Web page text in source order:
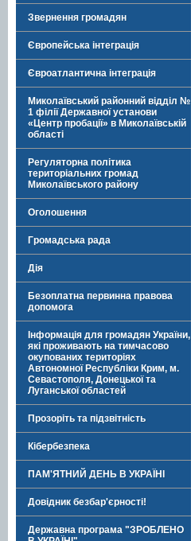
Звернення громадян
Європейська інтеграція
Євроатлантична інтеграція
Миколаївський районний відділ №
1 філії Державної установи
«Центр пробації» в Миколаївській
області
Регуляторна політика
територіальних громад
Миколаївського району
Оголошення
Громадська рада
Дія
Безоплатна первинна правова
допомога
Інформація для громадян України,
які проживають на тимчасово
окупованих територіях
Автономної Республіки Крим, м.
Севастополя, Донецької та
Луганської областей
Прозоріть та підзвітність
Кібербезпека
ПАМ'ЯТНИЙ ДЕНЬ В УКРАЇНІ
Довідник безбар'єрності!
Державна програма "ЗРОБЛЕНО